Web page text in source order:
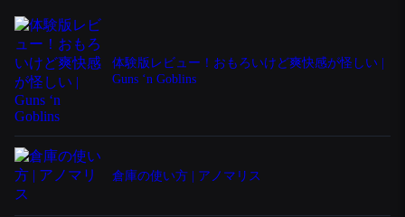
体験版レビュー！おもろいけど爽快感が怪しい |
Guns ‘n Goblins
倉庫の使い方 | アノマリス